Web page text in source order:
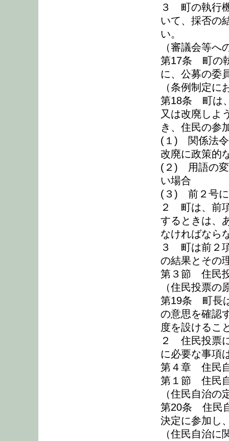
３ 町の執行
いて、採否の
い。
（審議会等へ
第17条 町の
に、公募の委
（条例制定に
第18条 町は
又は改廃しよ
き、住民の参
(１) 関係法令
改廃に政策的
(２) 用語の変
い場合
(３) 前２号に
２ 町は、前
するときは、
なければなら
３ 町は前２
の結果とその
第３節 住民
（住民投票の
第19条 町長
の意思を確認
度を設けるこ
２ 住民投票
に必要な事項
第４章 住民
第１節 住民
（住民自治の
第20条 住民
決定に参加し
（住民自治に